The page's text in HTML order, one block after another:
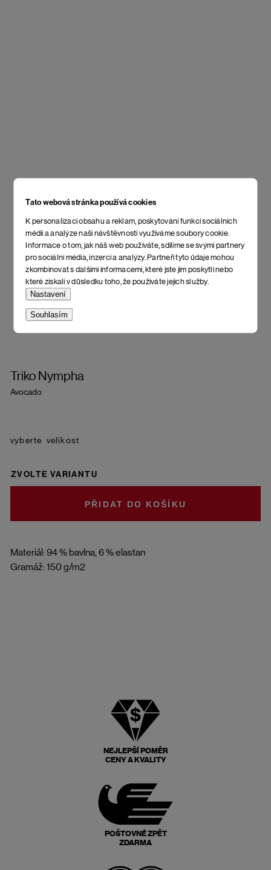
Tato webová stránka používá cookies
K personalizaci obsahu a reklam, poskytování funkcí sociálních
médií a analýze naší návštěvnosti využíváme soubory cookie.
Informace o tom, jak náš web používáte, sdílíme se svými partnery
pro sociální média, inzerci a analýzy. Partneři tyto údaje mohou
zkombinovat s dalšími informacemi, které jste jim poskytli nebo
které získali v důsledku toho, že používáte jejich služby.
Nastavení
Souhlasím
Triko Nympha
Avocado
Materiál: 94 % bavlna, 6 % elastan
Gramáž: 150 g/m2
velikost
ZVOLTE VARIANTU
DO KOŠÍKU
NEJLEPŠÍ POMĚR
CENY A KVALITY
POŠTOVNÉ ZPĚT
ZDARMA